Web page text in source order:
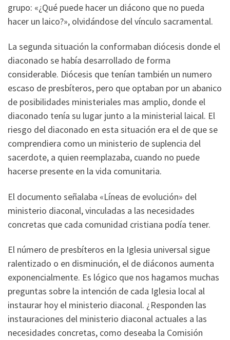
grupo: «¿Qué puede hacer un diácono que no pueda
hacer un laico?», olvidándose del vínculo sacramental.
La segunda situación la conformaban diócesis donde el
diaconado se había desarrollado de forma
considerable. Diócesis que tenían también un numero
escaso de presbíteros, pero que optaban por un abanico
de posibilidades ministeriales mas amplio, donde el
diaconado tenía su lugar junto a la ministerial laical. El
riesgo del diaconado en esta situación era el de que se
comprendiera como un ministerio de suplencia del
sacerdote, a quien reemplazaba, cuando no puede
hacerse presente en la vida comunitaria.
El documento señalaba «Líneas de evolución» del
ministerio diaconal, vinculadas a las necesidades
concretas que cada comunidad cristiana podía tener.
El número de presbíteros en la Iglesia universal sigue
ralentizado o en disminución, el de diáconos aumenta
exponencialmente. Es lógico que nos hagamos muchas
preguntas sobre la intención de cada Iglesia local al
instaurar hoy el ministerio diaconal. ¿Responden las
instauraciones del ministerio diaconal actuales a las
necesidades concretas, como deseaba la Comisión